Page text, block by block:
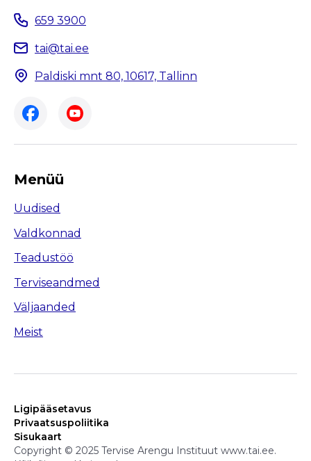
659 3900
tai@tai.ee
Paldiski mnt 80, 10617, Tallinn
Menüü
Uudised
Valdkonnad
Teadustöö
Terviseandmed
Väljaanded
Meist
Copyright © 2025 Tervise Arengu Instituut www.tai.ee.
Ligipääsetavus
Privaatsuspoliitika
Sisukaart